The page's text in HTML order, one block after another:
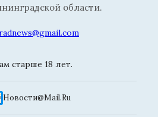
области.
старше 18 лет.
Новости@Mail.Ru